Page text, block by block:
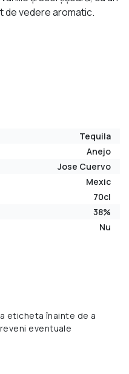
de vedere aromatic.
Tequila
Anejo
Jose Cuervo
Mexic
70cl
38%
Nu
eticheta înainte de a
eventuale